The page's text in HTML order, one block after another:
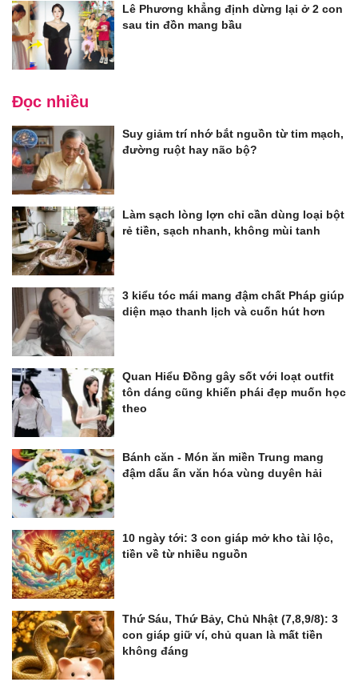
Lê Phương khẳng định dừng lại ở 2 con
sau tin đồn mang bầu
Đọc nhiều
Suy giảm trí nhớ bắt nguồn từ tim mạch,
đường ruột hay não bộ?
Làm sạch lòng lợn chỉ cần dùng loại bột
rẻ tiền, sạch nhanh, không mùi tanh
3 kiểu tóc mái mang đậm chất Pháp giúp
diện mạo thanh lịch và cuốn hút hơn
Quan Hiểu Đồng gây sốt với loạt outfit
tôn dáng cũng khiến phái đẹp muốn học
theo
Bánh căn - Món ăn miền Trung mang
đậm dấu ấn văn hóa vùng duyên hải
10 ngày tới: 3 con giáp mở kho tài lộc,
tiền về từ nhiều nguồn
Thứ Sáu, Thứ Bảy, Chủ Nhật (7,8,9/8): 3
con giáp giữ ví, chủ quan là mất tiền
không đáng